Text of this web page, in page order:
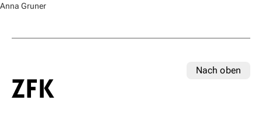
Anna Gruner
Nach oben